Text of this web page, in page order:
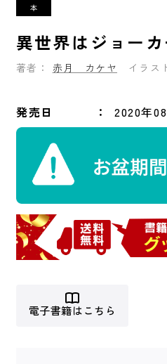
異世界はジョーカ
著者： 赤月 カケヤ イラス
発売日 2020年
電子書籍はこちら